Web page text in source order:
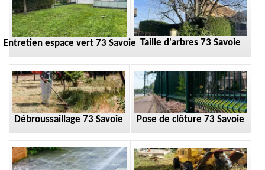
Entretien espace vert 73 Savoie Taille d'arbres 73 Savoie
Débroussaillage 73 Savoie Pose de clôture 73 Savoie